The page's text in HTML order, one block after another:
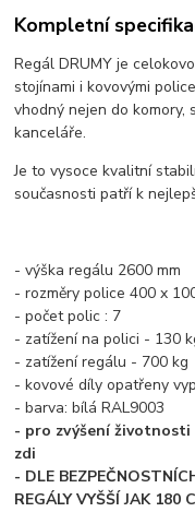
Kompletní
Regál DRUMY je
stojínami i kovovými
vhodný nejen do komory,
kanceláře.
Je to vysoce kvalitní
současnosti patří k
- výška regálu 2600 mm
- rozměry police 400 x
- počet polic : 7
- zatížení na polici - 130
- zatížení regálu - 700 kg
- kovové díly opatřeny
- barva: bílá RAL9003
- pro zvýšení
zdi
- DLE
REGÁLY VYŠŠÍ JAK 180